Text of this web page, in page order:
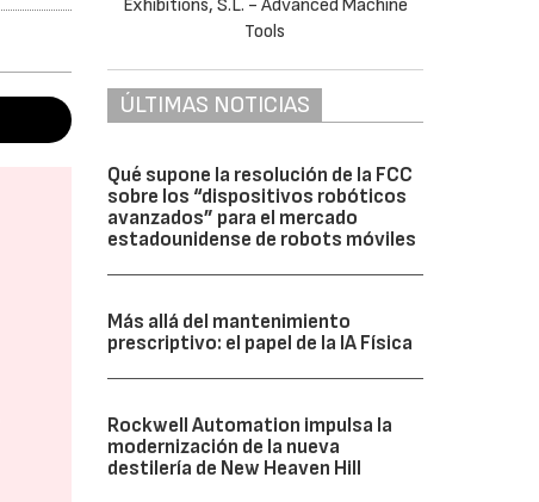
ÚLTIMAS NOTICIAS
Qué supone la resolución de la FCC
sobre los “dispositivos robóticos
avanzados” para el mercado
estadounidense de robots móviles
Más allá del mantenimiento
prescriptivo: el papel de la IA Física
Rockwell Automation impulsa la
modernización de la nueva
destilería de New Heaven Hill